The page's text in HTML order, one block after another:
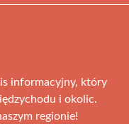
informacyjny, który
i okolic.
regionie!